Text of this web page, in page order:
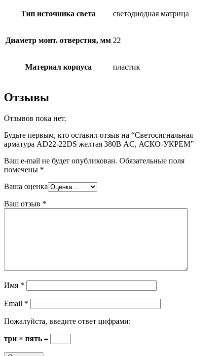
Тип источника света светодиодная матрица
Диаметр монт. отверстия, мм 22
Материал корпуса пластик
Отзывы
Отзывов пока нет.
Будьте первым, кто оставил отзыв на “Светосигнальная
арматура AD22-22DS желтая 380В АC, АСКО-УКРЕМ”
Ваш e-mail не будет опубликован. Обязательные поля
помечены *
Ваша оценка
Ваш отзыв *
Имя *
Email *
Пожалуйста, введите ответ цифрами:
три × пять =